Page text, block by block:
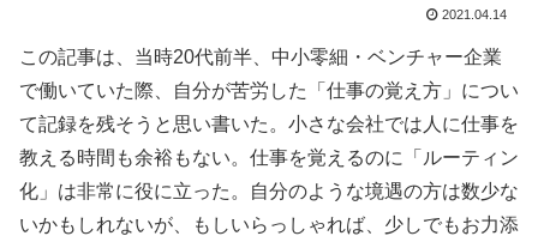
2021.04.14
この記事は、当時20代前半、中小零細・ベンチャー企業
で働いていた際、自分が苦労した「仕事の覚え方」につい
て記録を残そうと思い書いた。小さな会社では人に仕事を
教える時間も余裕もない。仕事を覚えるのに「ルーティン
化」は非常に役に立った。自分のような境遇の方は数少な
いかもしれないが、もしいらっしゃれば、少しでもお力添